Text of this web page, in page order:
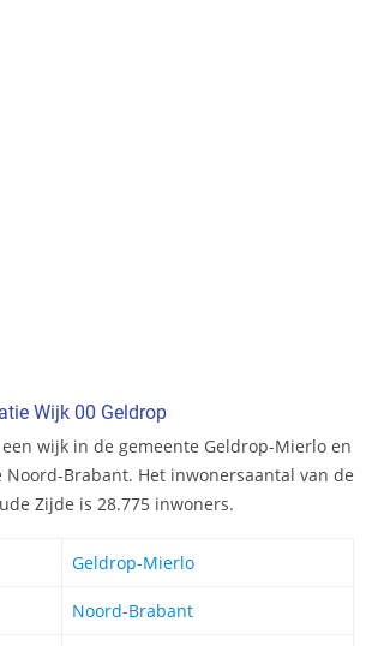
Wijk 00 Geldrop
wijk in de gemeente Geldrop-Mierlo en
Brabant. Het inwonersaantal van de
Zijde is 28.775 inwoners.
Geldrop-Mierlo
Noord-Brabant